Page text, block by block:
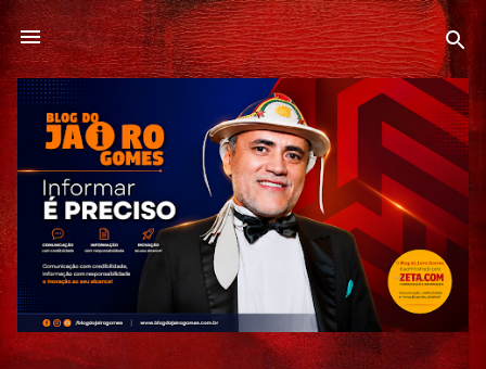
Pular para o conteúdo principal